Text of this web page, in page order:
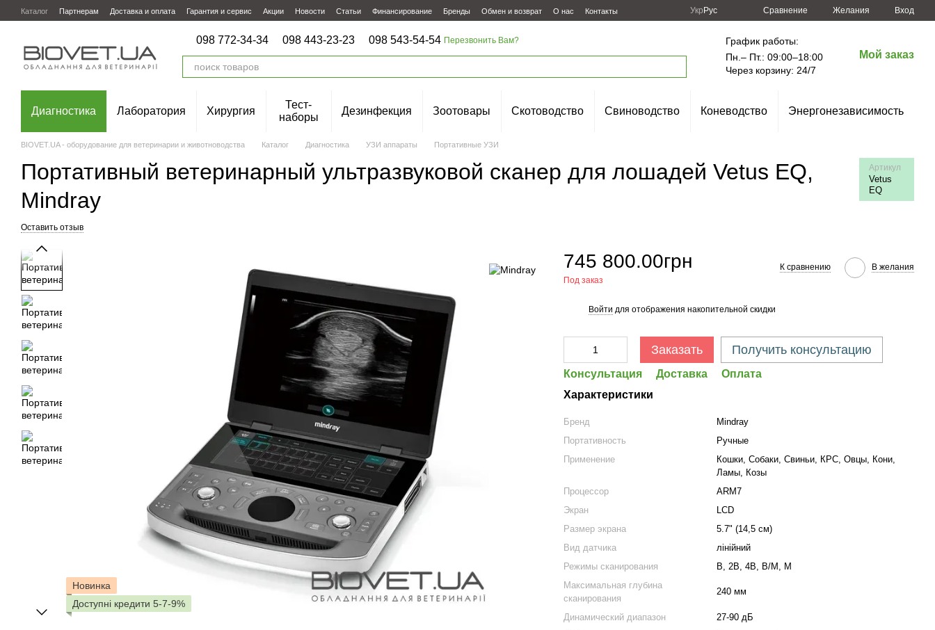
Перейти к основному контенту
Каталог Партнерам Доставка и оплата Гарантия и сервис Акции Новости Статьи Финансирование Бренды Обмен и возврат О нас Контакты Укр Рус Сравнение Желания Вход
098 772-34-34 098 443-23-23 098 543-54-54 Перезвонить Вам?
График работы:
Пн.– Пт.: 09:00–18:00
Через корзину: 24/7
Мой заказ
Диагностика Лаборатория Хирургия
Тест-
наборы
Дезинфекция Зоотовары Скотоводство Свиноводство Коневодство Энергонезависимость
BIOVET.UA - оборудование для ветеринарии и животноводства Каталог Диагностика УЗИ аппараты Портативные УЗИ
Портативный ветеринарный ультразвуковой сканер для лошадей Vetus EQ,
Mindray
Артикул
Vetus
EQ
Оставить отзыв
Новинка
Доступні кредити 5-7-9%
745 800.00грн
Под заказ
К сравнению В желания
Войти для отображения накопительной скидки
Заказать Получить консультацию
Консультация Доставка
Оплата
Характеристики
Бренд
Mindray
Портативность
Ручные
Применение
Кошки, Собаки, Свиньи, КРС, Овцы, Кони,
Ламы, Козы
Процессор
ARM7
Экран
LCD
Размер экрана
5.7" (14,5 см)
Вид датчика
лінійний
Режимы сканирования
B, 2B, 4B, B/M, M
Максимальная глубина
сканирования
240 мм
Динамический диапазон
27-90 дБ